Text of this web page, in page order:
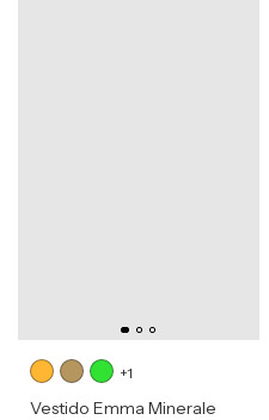
+1
Vestido Emma Minerale